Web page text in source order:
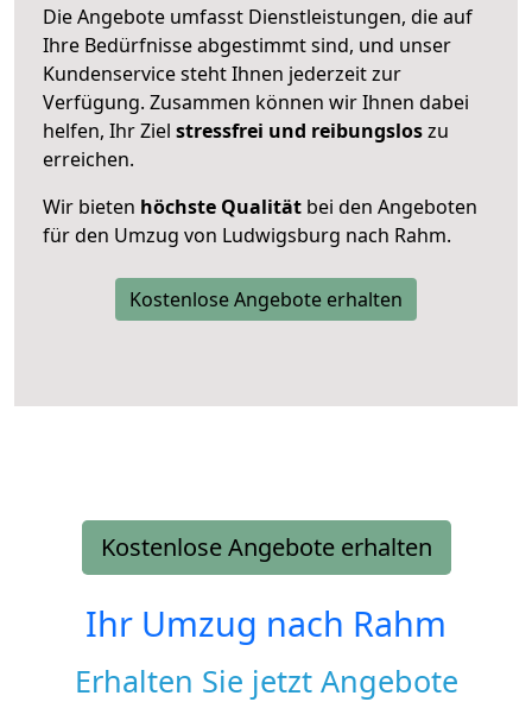
Die Angebote umfasst Dienstleistungen, die auf
Ihre Bedürfnisse abgestimmt sind, und unser
Kundenservice steht Ihnen jederzeit zur
Verfügung. Zusammen können wir Ihnen dabei
helfen, Ihr Ziel stressfrei und reibungsloszu
erreichen.
Wir bieten höchste Qualität bei den Angeboten
für den Umzug von Ludwigsburg nach Rahm.
Kostenlose Angebote erhalten
Kostenlose Angebote erhalten
Ihr Umzug nach Rahm
Erhalten Sie jetzt Angebote